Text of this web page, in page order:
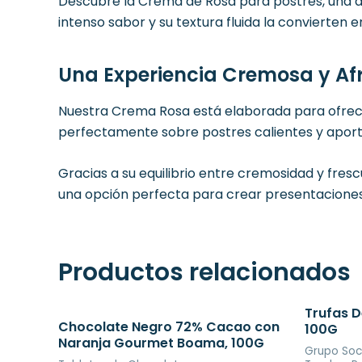
intenso sabor y su textura fluida la convierten
Una Experiencia Cremosa y
Nuestra Crema Rosa está elaborada para
perfectamente sobre postres calientes y
Gracias a su equilibrio entre cremosidad y
una opción perfecta para crear
Productos relacionados
Chocolate Negro 72% Cacao con
Naranja Gourmet Boama, 100G
Trufas
100G
Grupo